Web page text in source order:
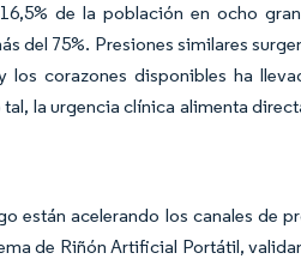
de la población en ocho
del 75%. Presiones similares
corazones disponibles ha
la urgencia clínica alimenta
están acelerando los canales de
de Riñón Artificial Portátil,